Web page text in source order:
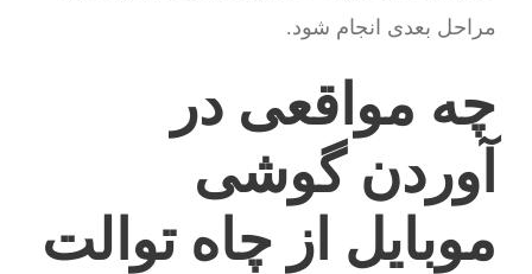
مراحل بعدی انجام شود.
چه مواقعی در
آوردن گوشی
موبایل از چاه توالت